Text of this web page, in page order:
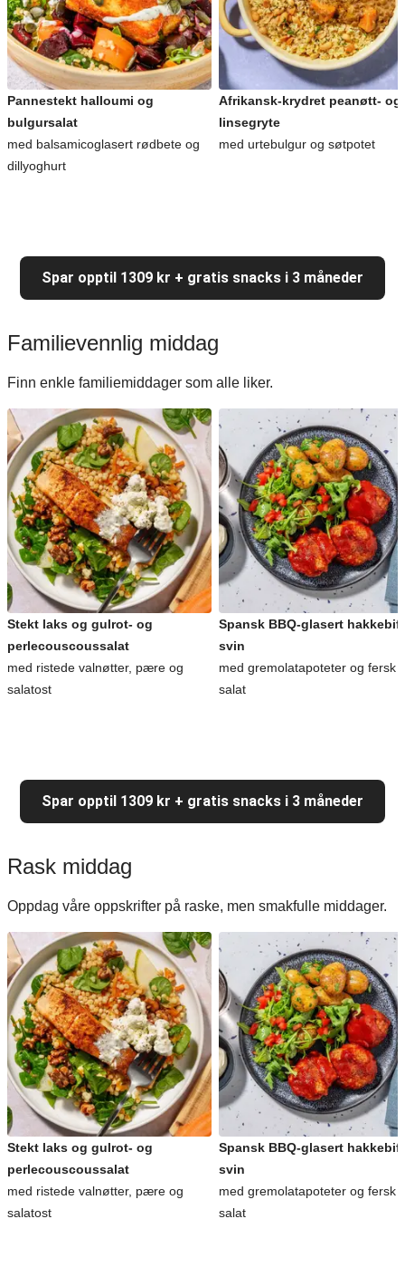
Pannestekt halloumi og
bulgursalat
med balsamicoglasert rødbete og
dillyoghurt
Afrikansk-krydret peanøtt- og
linsegryte
med urtebulgur og søtpotet
Spar opptil 1309 kr + gratis snacks i 3 måneder
Familievennlig middag
Finn enkle familiemiddager som alle liker.
Stekt laks og gulrot- og
perlecouscoussalat
med ristede valnøtter, pære og
salatost
Spansk BBQ-glasert
svin
med gremolatapoteter og fersk
salat
Spar opptil 1309 kr + gratis snacks i 3 måneder
Rask middag
Oppdag våre oppskrifter på raske, men smakfulle middager.
Stekt laks og gulrot- og
perlecouscoussalat
med ristede valnøtter, pære og
salatost
Spansk BBQ-glasert
svin
med gremolatapoteter og fersk
salat